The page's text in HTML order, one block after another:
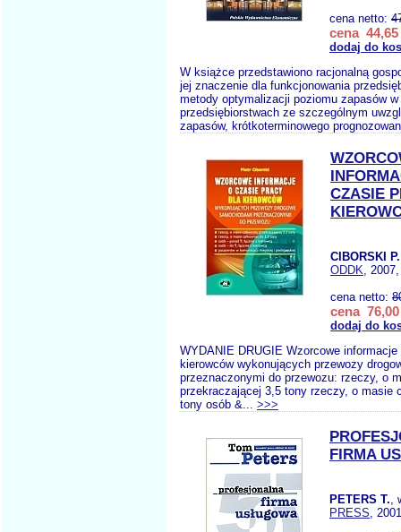
cena netto:
cena 44,65
dodaj do
W książce przedstawiono racjonalną
jej znaczenie dla funkcjonowania
metody optymalizacji poziomu zapasów w
przedsiębiorstwach ze szczególnym
zapasów, krótkoterminowego
CZASIE
CIBORSKI P.
ODDK,
cena netto:
cena 76,00
dodaj do
WYDANIE DRUGIE Wzorcowe
kierowców wykonujących przewozy
przeznaczonymi do przewozu: rzeczy, o
przekraczającej 3,5 tony rzeczy, o masie
tony osób &... >>>
FIRMA
PETERS T.,
PRESS,